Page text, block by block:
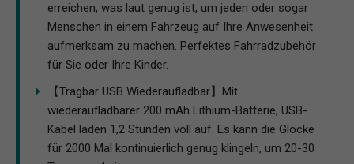
erreichen, was laut genug ist, um jeden oder sogar
Menschen in einem Fahrzeug auf Ihre Anwesenheit
aufmerksam zu machen. Perfektes Fahrradzubehör
für Sie oder Ihre Kinder.
【Tragbar USB Wiederaufladbar】Mit
wiederaufladbarer 200 mAh Lithium-Batterie, USB-
Kabel laden 1,2 Stunden voll auf. Es kann die Glocke
für 2000 Mal kontinuierlich genug klingeln, um 20-30